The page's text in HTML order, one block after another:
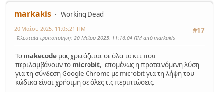
markakis
Working Dead
#17
20 Μαΐου 2025, 11:05:21 ΠΜ
Τελευταία τροποποίηση: 20 Μαΐου 2025, 11:16:04 ΠΜ από markakis
Το makecode μας χρειάζεται σε όλα τα κιτ που
περιλαμβάνουν το microbit, επομένως η προτεινόμενη λύση
για τη σύνδεση Google Chrome με microbit για τη λήψη του
κώδικα είναι χρήσιμη σε όλες τις περιπτώσεις.